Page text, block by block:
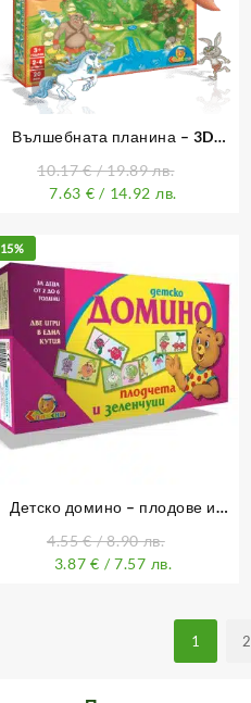
Вълшебната планина – 3D
10.17€/ 19.89 лв.
7.63 € / 14.92 лв.
15%
Детско домино – плодове и
4.55€/ 8.90 лв.
3.87€ / 7.57 лв.
1 2